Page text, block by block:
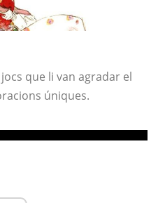
que li van agradar el
úniques.